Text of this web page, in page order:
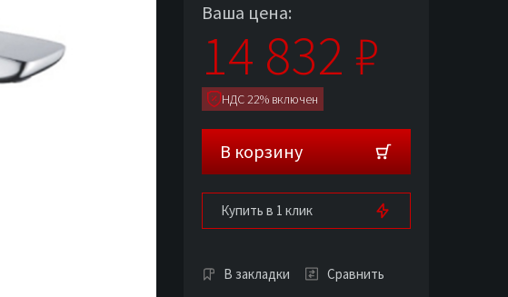
Ваша цена:
14 832 ₽
НДС 22% включен
В корзину
Купить в 1 клик
В закладки Сравнить